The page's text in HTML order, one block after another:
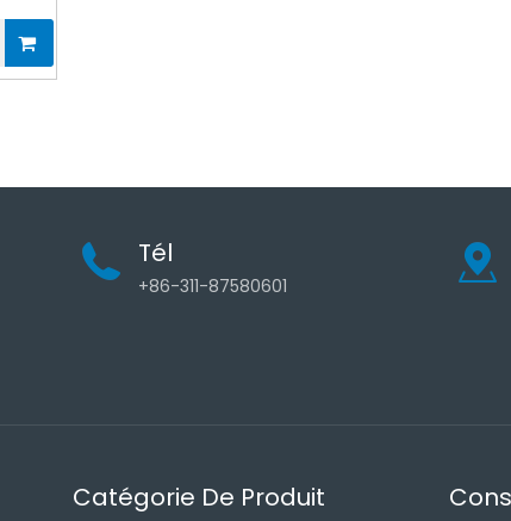
Tél
+86-311-87580601
Catégorie De Produit